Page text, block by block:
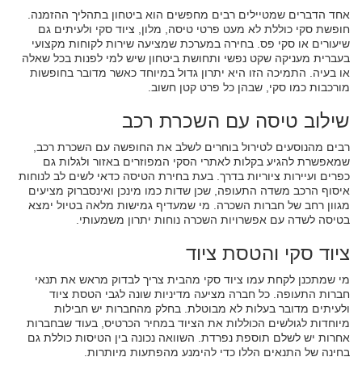
אחד הדברים שמטיילים רבים מחפשים הוא ביטחון בתהליך ההזמנה.
חופשת סקי כוללת לא מעט פרטי טיסה, מלון, ציוד סקי ולעיתים גם
שיעורים או סקי פס. בחירה במערכת שמציעה שירות לקוחות מקצועי
בעברית מעניקה שקט נפשי ותחושת ביטחון שיש למי לפנות בכל שאלה
או בעיה. התמיכה הזו היא יתרון גדול במיוחד כאשר מדובר בחופשות
מורכבות כמו סקי, שבהן כל פרט קטן חשוב.
שילוב טיסה עם השכרת רכב
רבים מהנוסעים לטירול בוחרים לשלב את החופשה עם השכרת רכב,
שמאפשרת להגיע בקלות לאתרי הסקי המפוזרים באזור ולגלות גם
כפרים ועיירות ציוריות בדרך. בעת בחירת הטיסה כדאי לשים לב לנוחות
איסוף הרכב משדה התעופה, שכן שדות כמו מינכן ואינסברוק מציעים
מגוון רחב של חברות השכרה. מי שמעדיף גמישות מלאה בטיול ימצא
בטיסה לשדה עם אפשרויות השכרה נוחות יתרון משמעותי.
ציוד סקי והטסת ציוד
מי שמתכנן לקחת עמו ציוד סקי מהבית צריך לבדוק מראש את תנאי
חברות התעופה. כל חברה מציעה מדיניות שונה לגבי הטסת ציוד
ולעיתים מדובר בעלות לא מבוטלת. בחלק מהחברות יש חבילות
מיוחדות לגולשים הכוללות את הציוד במחיר הכרטיס, בעוד שבחברות
אחרות יש לשלם תוספת נפרדת. השוואה נכונה בין הטיסות כוללת גם
בחינה של התנאים הללו כדי להימנע מהפתעות מיותרות.